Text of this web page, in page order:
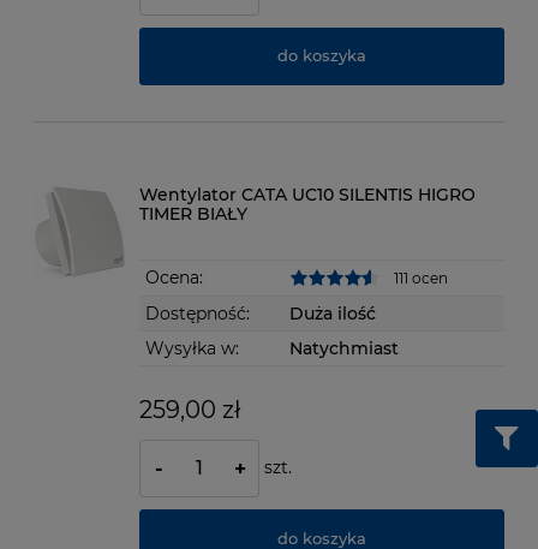
do koszyka
Wentylator CATA UC10 SILENTIS HIGRO
TIMER BIAŁY
Ocena: 111 ocen
Dostępność:
Duża ilość
Wysyłka w:
Natychmiast
259,00 zł
- + szt.
do koszyka